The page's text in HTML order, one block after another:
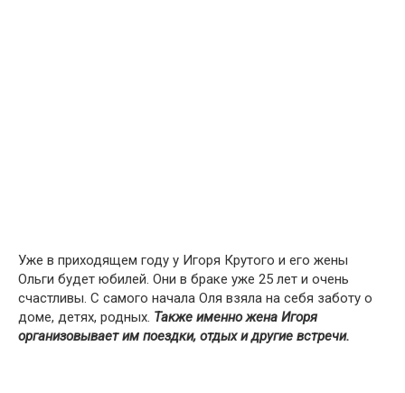
Уже в приходящем году у Игоря Крутого и его жены
Ольги будет юбилей. Они в браке уже 25 лет и очень
счастливы. С самого начала Оля взяла на себя заботу о
доме, детях, родных. Также именно жена Игоря
организовывает им поездки, отдых и другие встречи.